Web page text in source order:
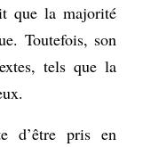
que la majorité
Toutefois, son
tels que la
d’être pris en